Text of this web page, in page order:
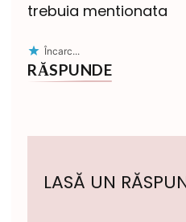
trebuia mentionata
Încarc...
RĂSPUNDE
LASĂ UN